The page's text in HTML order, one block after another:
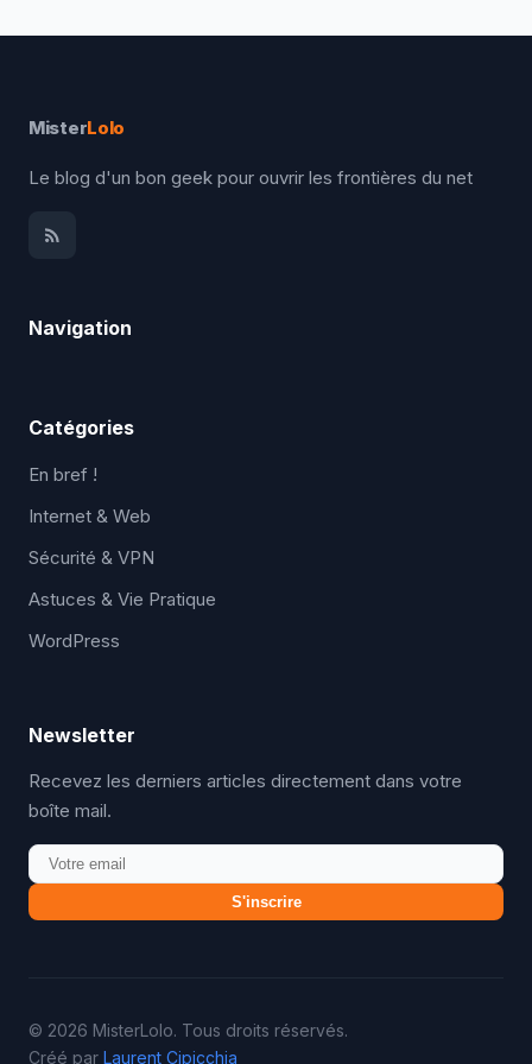
MisterLolo
Le blog d'un bon geek pour ouvrir les frontières du net
Navigation
Catégories
En bref !
Internet & Web
Sécurité & VPN
Astuces & Vie Pratique
WordPress
Newsletter
Recevez les derniers articles directement dans votre
boîte mail.
S'inscrire
© 2026 MisterLolo. Tous droits réservés.
Créé par Laurent Cipicchia